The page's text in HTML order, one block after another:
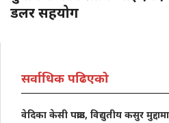
डलर सहयोग
सर्वाधिक पढिएको
वेदिका केसी पक्राउ, विद्युतीय कसुर